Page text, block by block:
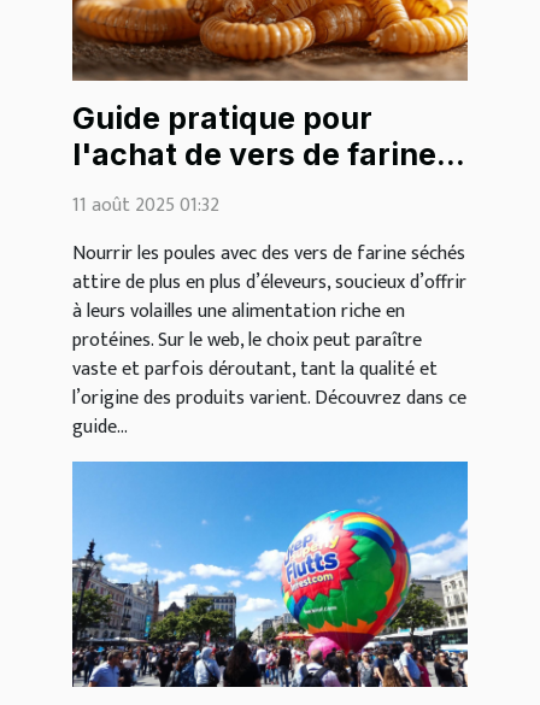
Guide pratique pour
l'achat de vers de farine
séchés pour les poules
11 août 2025 01:32
Nourrir les poules avec des vers de farine séchés
attire de plus en plus d’éleveurs, soucieux d’offrir
à leurs volailles une alimentation riche en
protéines. Sur le web, le choix peut paraître
vaste et parfois déroutant, tant la qualité et
l’origine des produits varient. Découvrez dans ce
guide...